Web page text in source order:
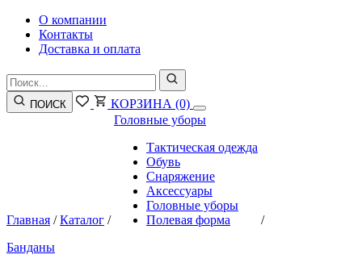
О компании
Контакты
Доставка и оплата
ПОИСК КОРЗИНА (0)
Главная /Каталог /
Головные уборы
Тактическая одежда
Обувь
Снаряжение
Аксессуары
Головные уборы
Полевая форма
/
Банданы